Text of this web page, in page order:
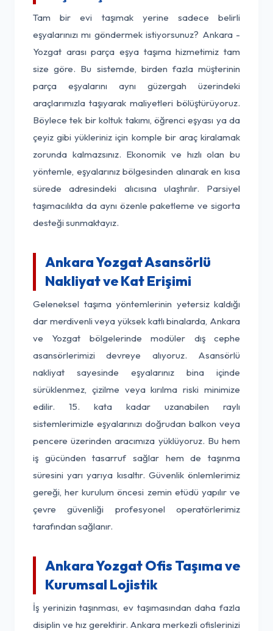
Tam bir evi taşımak yerine sadece belirli
eşyalarınızı mı göndermek istiyorsunuz? Ankara -
Yozgat arası parça eşya taşıma hizmetimiz tam
size göre. Bu sistemde, birden fazla müşterinin
parça eşyalarını aynı güzergah üzerindeki
araçlarımızla taşıyarak maliyetleri bölüştürüyoruz.
Böylece tek bir koltuk takımı, öğrenci eşyası ya da
çeyiz gibi yükleriniz için komple bir araç kiralamak
zorunda kalmazsınız. Ekonomik ve hızlı olan bu
yöntemle, eşyalarınız bölgesinden alınarak en kısa
sürede adresindeki alıcısına ulaştırılır. Parsiyel
taşımacılıkta da aynı özenle paketleme ve sigorta
desteği sunmaktayız.
Ankara Yozgat Asansörlü
Nakliyat ve Kat Erişimi
Geleneksel taşıma yöntemlerinin yetersiz kaldığı
dar merdivenli veya yüksek katlı binalarda, Ankara
ve Yozgat bölgelerinde modüler dış cephe
asansörlerimizi devreye alıyoruz. Asansörlü
nakliyat sayesinde eşyalarınız bina içinde
sürüklenmez, çizilme veya kırılma riski minimize
edilir. 15. kata kadar uzanabilen raylı
sistemlerimizle eşyalarınızı doğrudan balkon veya
pencere üzerinden aracımıza yüklüyoruz. Bu hem
iş gücünden tasarruf sağlar hem de taşınma
süresini yarı yarıya kısaltır. Güvenlik önlemlerimiz
gereği, her kurulum öncesi zemin etüdü yapılır ve
çevre güvenliği profesyonel operatörlerimiz
tarafından sağlanır.
Ankara Yozgat Ofis Taşıma ve
Kurumsal Lojistik
İş yerinizin taşınması, ev taşımasından daha fazla
disiplin ve hız gerektirir. Ankara merkezli ofislerinizi